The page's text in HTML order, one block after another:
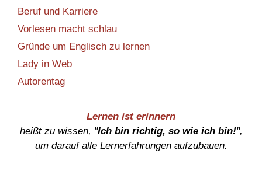
Beruf und Karriere
Vorlesen macht schlau
Gründe um Englisch zu lernen
Lady in Web
Autorentag
Lernen ist erinnern
heißt zu wissen, "Ich bin richtig, so wie ich bin!",
um darauf alle Lernerfahrungen aufzubauen.